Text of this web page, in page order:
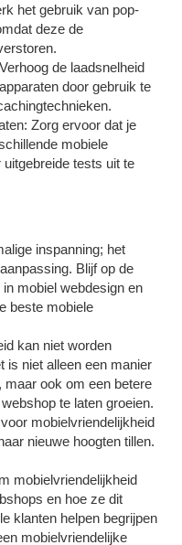
het gebruik van pop-
deze de
de laadsnelheid
door gebruik te
Zorg ervoor dat je
mobiele
tests uit te
inspanning; het
Blijf op de
mobiel webdesign en
beste mobiele
kan niet worden
is niet alleen een manier
ook om een betere
te laten groeien.
mobielvriendelijkheid
nieuwe hoogten tillen.
mobielvriendelijkheid
en hoe ze dit
klanten helpen begrijpen
mobielvriendelijke